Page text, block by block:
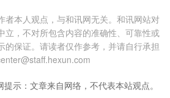
者本人观点，与和讯网无关。和讯网站对
立，不对所包含内容的准确性、可靠性或
的保证。请读者仅作参考，并请自行承担
提示：文章来自网络，不代表本站观点。